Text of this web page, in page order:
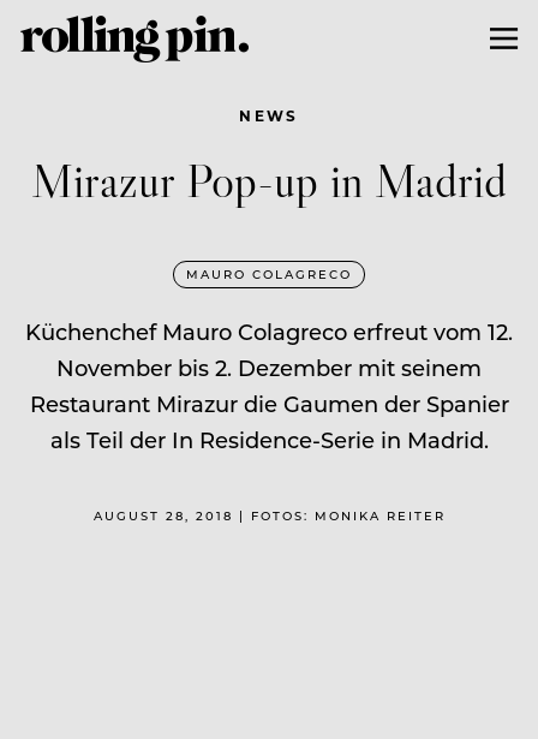
NEWS
Mirazur Pop-up in Madrid
MAURO COLAGRECO
Küchenchef Mauro Colagreco erfreut vom 12.
November bis 2. Dezember mit seinem
Restaurant Mirazur die Gaumen der Spanier
als Teil der In Residence-Serie in Madrid.
AUGUST 28, 2018 | FOTOS: MONIKA REITER